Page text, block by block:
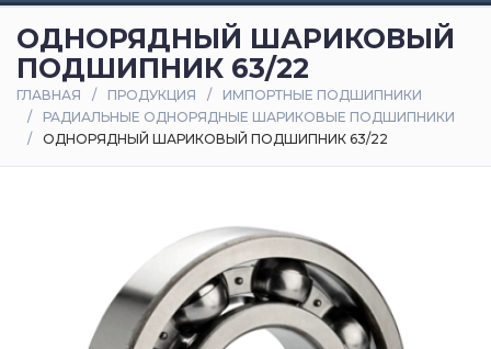
и
статьи
Оплата
доставка
ОДНОРЯДНЫЙ ШАРИКОВЫЙ
ПОДШИПНИК 63/22
ГЛАВНАЯ ПРОДУКЦИЯ
ИМПОРТНЫЕ ПОДШИПНИКИ
РАДИАЛЬНЫЕ ОДНОРЯДНЫЕ ШАРИКОВЫЕ ПОДШИПНИКИ
ОДНОРЯДНЫЙ ШАРИКОВЫЙ ПОДШИПНИК 63/22